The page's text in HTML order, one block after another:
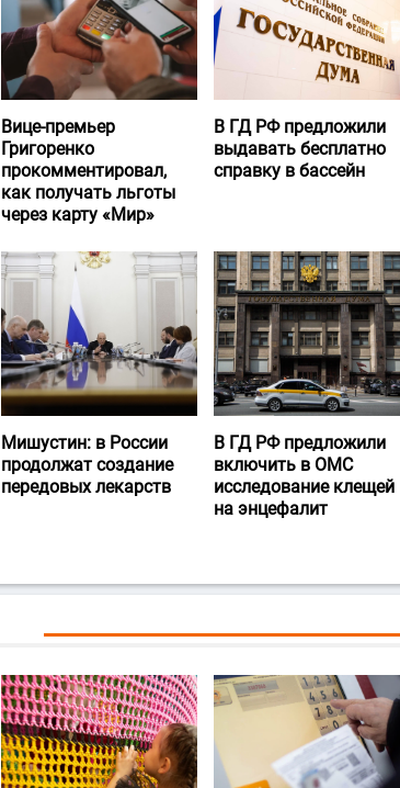
Вице-премьер
Григоренко
прокомментировал,
как получать льготы
через карту «Мир»
В ГД РФ предложили
выдавать бесплатно
справку в бассейн
Мишустин: в России
продолжат создание
передовых лекарств
В ГД РФ предложили
включить в ОМС
исследование клещей
на энцефалит